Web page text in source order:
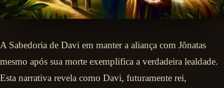
A Sabedoria de Davi em manter a aliança com Jônatas
mesmo após sua morte exemplifica a verdadeira lealdade.
Esta narrativa revela como Davi, futuramente rei,